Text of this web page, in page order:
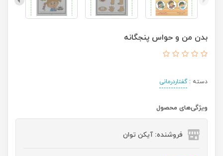
بدن من و حواس پنجگانه
دسته :گفتاردرمانی
ویژگی‌های محصول
فروشنده: آیکن توان